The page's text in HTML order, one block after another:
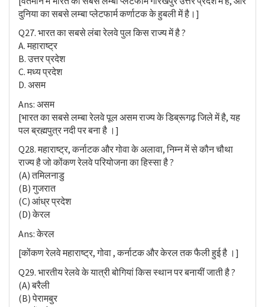
दुनिया का सबसे लम्बा प्लेटफार्म कर्णाटक के हुबली में है।]
Q27. भारत का सबसे लंबा रेलवे पुल किस राज्य में है ?
A. महाराष्ट्र
B. उत्तर प्रदेश
C. मध्य प्रदेश
D. असम
Ans: असम
[भारत का सबसे लम्बा रेलवे पूल असम राज्य के डिब्रूगढ़ जिले में है, यह
पल ब्रह्मपुत्र नदी पर बना है ।]
Q28. महाराष्ट्र, कर्नाटक और गोवा के अलावा, निम्न में से कौन चौथा
राज्य है जो कोंकण रेलवे परियोजना का हिस्सा है ?
(A) तमिलनाडु
(B) गुजरात
(C) आंध्र प्रदेश
(D) केरल
Ans: केरल
[कोंकण रेलवे महाराष्ट्र, गोवा , कर्नाटक और केरल तक फैली हुई है ।]
Q29. भारतीय रेलवे के यात्री बोगियां किस स्थान पर बनायीं जाती है ?
(A) बरैली
(B) पेरामबुर